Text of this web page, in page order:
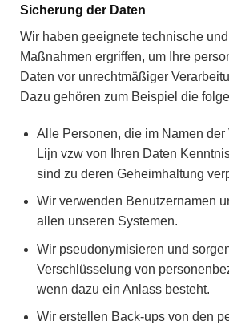
Sicherung der Daten
Wir haben geeignete technische
Maßnahmen ergriffen, um Ihre
Daten vor unrechtmäßiger
Dazu gehören zum Beispiel die
Alle Personen, die im Namen
Lijn vzw von Ihren Daten
sind zu deren Geheimhaltung
Wir verwenden Benutzernamen
allen unseren Systemen.
Wir pseudonymisieren und
Verschlüsselung von
wenn dazu ein Anlass besteht.
Wir erstellen Back-ups von den